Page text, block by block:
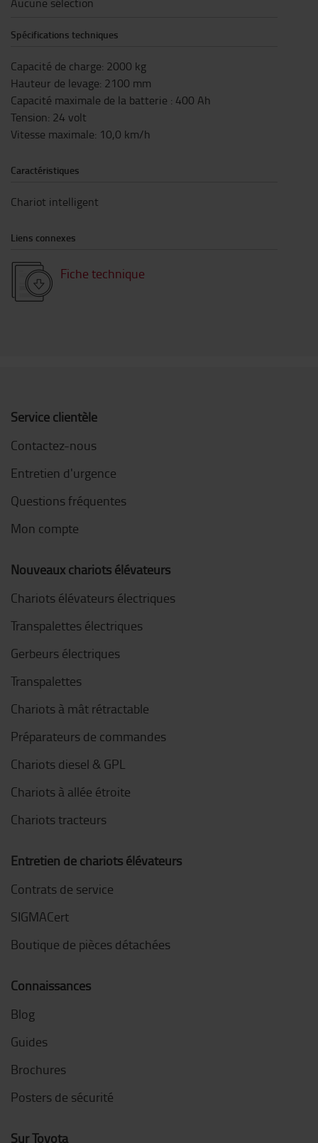
Spécifications techniques
Capacité de charge: 2000 kg
Hauteur de levage: 2100 mm
Capacité maximale de la batterie : 400 Ah
Tension: 24 volt
Vitesse maximale: 10,0 km/h
Caractéristiques
Chariot intelligent
Liens connexes
Fiche technique
Service clientèle
Contactez-nous
Entretien d'urgence
Questions fréquentes
Mon compte
Nouveaux chariots élévateurs
Chariots élévateurs électriques
Transpalettes électriques
Gerbeurs électriques
Transpalettes
Chariots à mât rétractable
Préparateurs de commandes
Chariots diesel & GPL
Chariots à allée étroite
Chariots tracteurs
Entretien de chariots élévateurs
Contrats de service
SIGMACert
Boutique de pièces détachées
Connaissances
Blog
Guides
Brochures
Posters de sécurité
Sur Toyota